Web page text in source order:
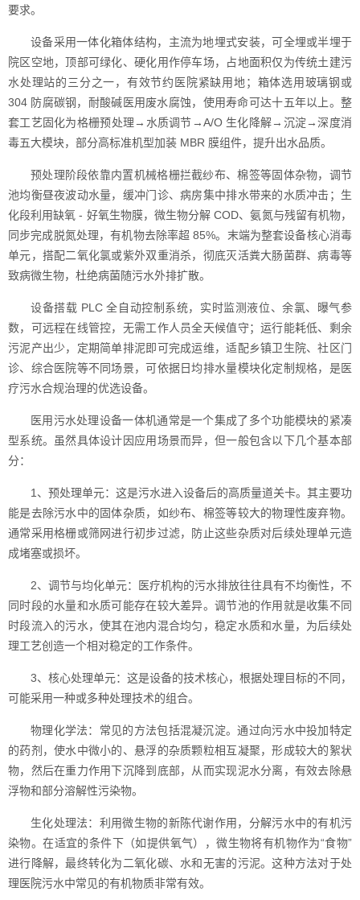
要求。
设备采用一体化箱体结构，主流为地埋式安装，可全埋或半埋于
院区空地，顶部可绿化、硬化用作停车场，占地面积仅为传统土建污
水处理站的三分之一，有效节约医院紧缺用地；箱体选用玻璃钢或
304 防腐碳钢，耐酸碱医用废水腐蚀，使用寿命可达十五年以上。整
套工艺固化为格栅预处理→水质调节→A/O 生化降解→沉淀→深度消
毒五大模块，部分高标准机型加装 MBR 膜组件，提升出水品质。
预处理阶段依靠内置机械格栅拦截纱布、棉签等固体杂物，调节
池均衡昼夜波动水量，缓冲门诊、病房集中排水带来的水质冲击；生
化段利用缺氧 - 好氧生物膜，微生物分解 COD、氨氮与残留有机物，
同步完成脱氮处理，有机物去除率超 85%。末端为整套设备核心消毒
单元，搭配二氧化氯或紫外双重消杀，彻底灭活粪大肠菌群、病毒等
致病微生物，杜绝病菌随污水外排扩散。
设备搭载 PLC 全自动控制系统，实时监测液位、余氯、曝气参
数，可远程在线管控，无需工作人员全天候值守；运行能耗低、剩余
污泥产出少，定期简单排泥即可完成运维，适配乡镇卫生院、社区门
诊、综合医院等不同场景，可依据日均排水量模块化定制规格，是医
疗污水合规治理的优选设备。
医用污水处理设备一体机通常是一个集成了多个功能模块的紧凑
型系统。虽然具体设计因应用场景而异，但一般包含以下几个基本部
分：
1、预处理单元：这是污水进入设备后的高质量道关卡。其主要功
能是去除污水中的固体杂质，如纱布、棉签等较大的物理性废弃物。
通常采用格栅或筛网进行初步过滤，防止这些杂质对后续处理单元造
成堵塞或损坏。
2、调节与均化单元：医疗机构的污水排放往往具有不均衡性，不
同时段的水量和水质可能存在较大差异。调节池的作用就是收集不同
时段流入的污水，使其在池内混合均匀，稳定水质和水量，为后续处
理工艺创造一个相对稳定的工作条件。
3、核心处理单元：这是设备的技术核心，根据处理目标的不同，
可能采用一种或多种处理技术的组合。
物理化学法：常见的方法包括混凝沉淀。通过向污水中投加特定
的药剂，使水中微小的、悬浮的杂质颗粒相互凝聚，形成较大的絮状
物，然后在重力作用下沉降到底部，从而实现泥水分离，有效去除悬
浮物和部分溶解性污染物。
生化处理法：利用微生物的新陈代谢作用，分解污水中的有机污
染物。在适宜的条件下（如提供氧气），微生物将有机物作为“食物”
进行降解，最终转化为二氧化碳、水和无害的污泥。这种方法对于处
理医院污水中常见的有机物质非常有效。